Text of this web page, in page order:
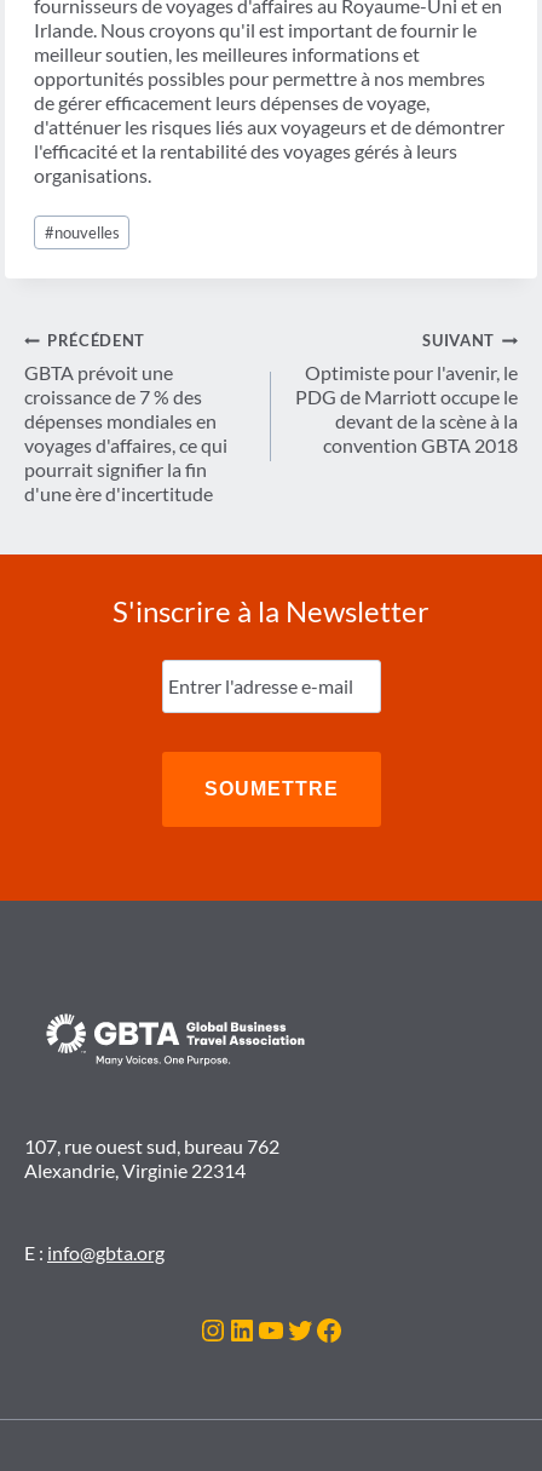
fournisseurs de voyages d'affaires au Royaume-Uni et en
Irlande. Nous croyons qu'il est important de fournir le
meilleur soutien, les meilleures informations et
opportunités possibles pour permettre à nos membres
de gérer efficacement leurs dépenses de voyage,
d'atténuer les risques liés aux voyageurs et de démontrer
l'efficacité et la rentabilité des voyages gérés à leurs
organisations.
Étiquettes
de
#nouvelles
Navigation
de
l’article
PRÉCÉDENT
GBTA prévoit une
croissance de 7 % des
dépenses mondiales en
voyages d'affaires, ce qui
pourrait signifier la fin
d'une ère d'incertitude
SUIVANT
Optimiste pour l'avenir, le
PDG de Marriott occupe le
devant de la scène à la
convention GBTA 2018
S'inscrire à la Newsletter
Entrez
l'e-
mail
107, rue ouest sud, bureau 762
Alexandrie, Virginie 22314
E : info@gbta.org
Instagram
LinkedIn
YouTube
Twitter
Facebook